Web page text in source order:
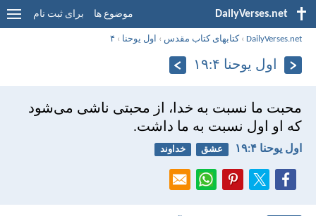
DailyVerses.net موضوع ها برای ثبت نام
DailyVerses.net
›کتابهای کتاب مقدس › اول يوحنا › ۴
اول يوحنا ۴:‏۱۹
محبت ما نسبت به خدا، از محبتی ناشی می‌شود
كه او اول نسبت به ما داشت.
اول يوحنا ۴:‏۱۹ عشق خداوند